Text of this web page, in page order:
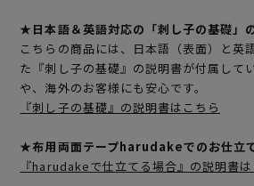
★日本語＆英語対応の「刺し子の基礎」
こちらの商品には、日本語（表面）と英
た『刺し子の基礎』の説明書が付属して
や、海外のお客様にも安心です。
『刺し子の基礎』の説明書はこちら
★布用両面テープharudakeでのお仕立
『harudakeで仕立てる場合』の説明書は